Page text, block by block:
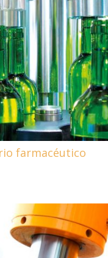
farmacéutico